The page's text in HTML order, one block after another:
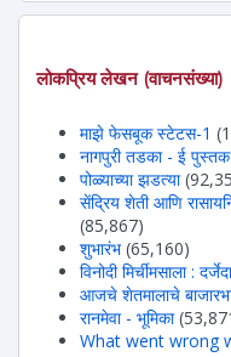
लोकप्रिय लेखन (वाचनसंख्या)
माझे फेसबूक स्टेटस-1
नागपुरी तडका - ई पुस्तक
पोळ्याच्या झडत्या
सेंद्रिय शेती आणि
(85,867)
शुभारंभ (65,160)
विनोदी मिर्चीमसाला :
आजचे शेतमालाचे
रानमेवा - भूमिका
What went wrong